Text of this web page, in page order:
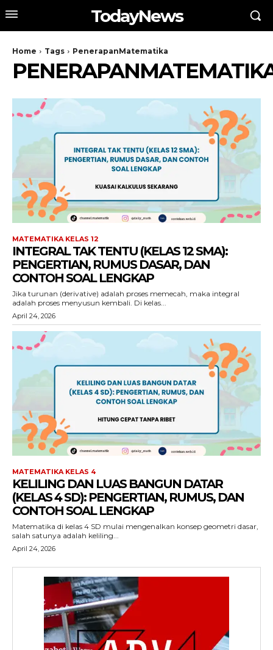
TodayNews
Home Tags PenerapanMatematika
MATEMATIKA KELAS 12
INTEGRAL TAK TENTU (KELAS 12 SMA):
PENGERTIAN, RUMUS DASAR, DAN
CONTOH SOAL LENGKAP
Jika turunan (derivative) adalah proses memecah, maka integral
adalah proses menyusun kembali. Di kelas...
April 24, 2026
MATEMATIKA KELAS 4
KELILING DAN LUAS BANGUN DATAR
(KELAS 4 SD): PENGERTIAN, RUMUS, DAN
CONTOH SOAL LENGKAP
Matematika di kelas 4 SD mulai mengenalkan konsep geometri dasar,
salah satunya adalah keliling...
April 24, 2026